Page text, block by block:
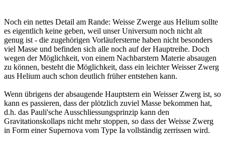
Noch ein nettes Detail am Rande: Weisse Zwerge aus Helium sollte
es eigentlich keine geben, weil unser Universum noch nicht alt
genug ist - die zugehörigen Vorläufersterne haben nicht besonders
viel Masse und befinden sich alle noch auf der Hauptreihe. Doch
wegen der Möglichkeit, von einem Nachbarstern Materie absaugen
zu können, besteht die Möglichkeit, dass ein leichter Weisser Zwerg
aus Helium auch schon deutlich früher entstehen kann.
Wenn übrigens der absaugende Hauptstern ein Weisser Zwerg ist, so
kann es passieren, dass der plötzlich zuviel Masse bekommen hat,
d.h. das Pauli'sche Ausschliessungsprinzip kann den
Gravitationskollaps nicht mehr stoppen, so dass der Weisse Zwerg
in Form einer Supernova vom Type Ia vollständig zerrissen wird.